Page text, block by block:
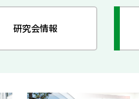
研究会情報